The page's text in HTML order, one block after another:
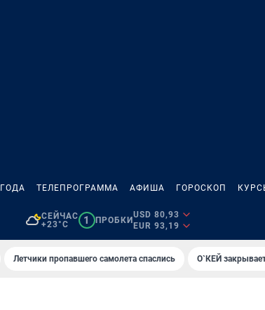
ТЕЛЕПРОГРАММА АФИША ГОРОСКОП
СЕЙЧАС
+23°C
1 ПРОБКИ
USD 80,93
EUR 93,19
Летчики пропавшего самолета спаслись О`КЕЙ